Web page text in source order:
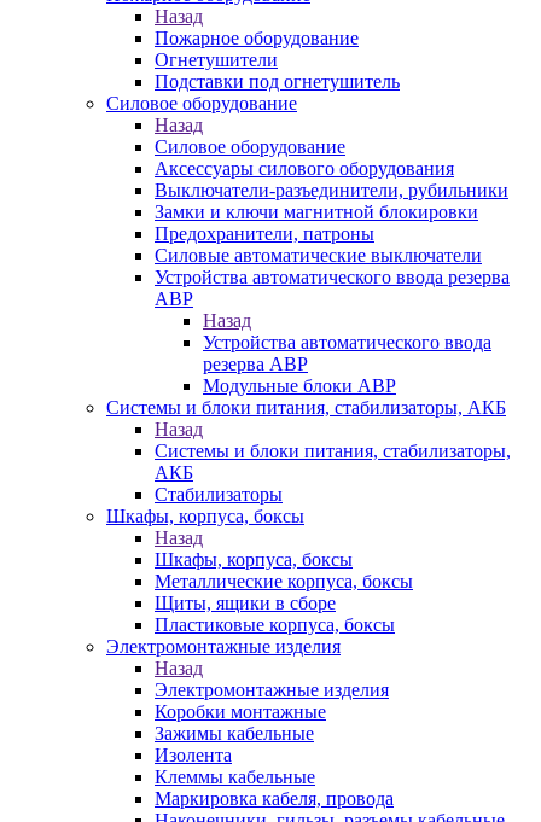
Назад
Пожарное оборудование
Огнетушители
Подставки под огнетушитель
Силовое оборудование
Назад
Силовое оборудование
Аксессуары силового оборудования
Выключатели-разъединители, рубильники
Замки и ключи магнитной блокировки
Предохранители, патроны
Силовые автоматические выключатели
Устройства автоматического ввода резерва
АВР
Назад
Устройства автоматического ввода
резерва АВР
Модульные блоки АВР
Системы и блоки питания, стабилизаторы, АКБ
Назад
Системы и блоки питания, стабилизаторы,
АКБ
Стабилизаторы
Шкафы, корпуса, боксы
Назад
Шкафы, корпуса, боксы
Металлические корпуса, боксы
Щиты, ящики в сборе
Пластиковые корпуса, боксы
Электромонтажные изделия
Назад
Электромонтажные изделия
Коробки монтажные
Зажимы кабельные
Изолента
Клеммы кабельные
Маркировка кабеля, провода